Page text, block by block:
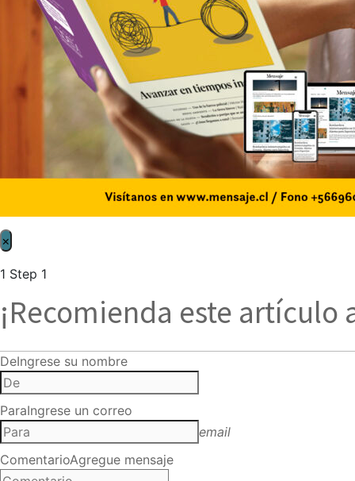
×
1 Step 1
¡Recomienda este artículo
DeIngrese su nombre
ParaIngrese un correo
email
ComentarioAgregue mensaje